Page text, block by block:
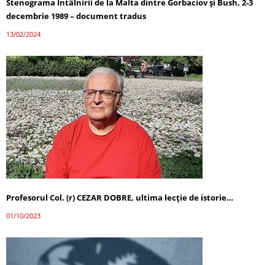
decembrie 1989 – document tradus
13/02/2024
Profesorul Col. (r) CEZAR DOBRE, ultima lecţie de istorie…
01/10/2023